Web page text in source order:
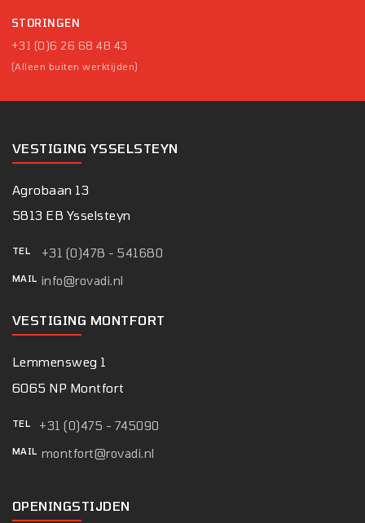
STORINGEN
+31 (0)6 26 68 48 43
(Alleen buiten werktijden)
VESTIGING YSSELSTEYN
Agrobaan 13
5813 EB Ysselsteyn
TEL +31 (0)478 - 541680
MAIL info@rovadi.nl
VESTIGING MONTFORT
Lemmensweg 1
6065 NP Montfort
TEL +31 (0)475 - 745090
MAIL montfort@rovadi.nl
OPENINGSTIJDEN